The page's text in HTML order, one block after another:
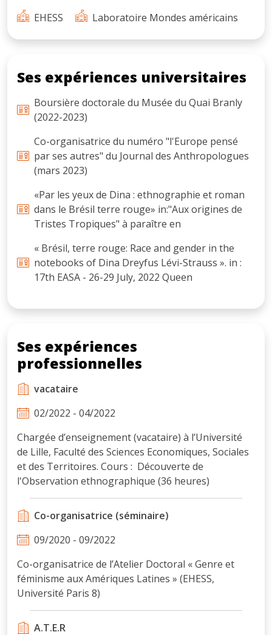
EHESS
Laboratoire Mondes américains
Ses expériences universitaires
Boursière doctorale du Musée du Quai Branly
(2022-2023)
Co-organisatrice du numéro "l'Europe pensé
par ses autres" du Journal des Anthropologues
(mars 2023)
«Par les yeux de Dina : ethnographie et roman
dans le Brésil terre rouge» in:"Aux origines de
Tristes Tropiques" à paraître en
« Brésil, terre rouge: Race and gender in the
notebooks of Dina Dreyfus Lévi-Strauss ». in :
17th EASA - 26-29 July, 2022 Queen
Ses expériences
professionnelles
vacataire
02/2022 - 04/2022
Chargée d’enseignement (vacataire) à l’Université
de Lille, Faculté des Sciences Economiques, Sociales
et des Territoires. Cours : Découverte de
l'Observation ethnographique (36 heures)
Co-organisatrice (séminaire)
09/2020 - 09/2022
Co-organisatrice de l’Atelier Doctoral « Genre et
féminisme aux Amériques Latines » (EHESS,
Université Paris 8)
A.T.E.R